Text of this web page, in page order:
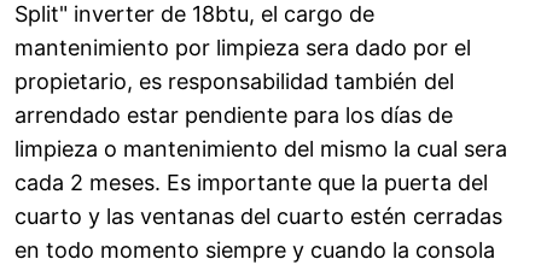
Split" inverter de 18btu, el cargo de
mantenimiento por limpieza sera dado por el
propietario, es responsabilidad también del
arrendado estar pendiente para los días de
limpieza o mantenimiento del mismo la cual sera
cada 2 meses. Es importante que la puerta del
cuarto y las ventanas del cuarto estén cerradas
en todo momento siempre y cuando la consola